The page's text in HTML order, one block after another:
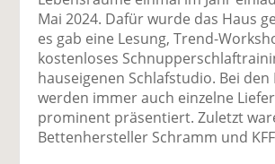
Mai 2024. Dafür wurde das Haus
es gab eine Lesung, Trend-
kostenloses
hauseigenen Schlafstudio. Bei den
werden immer auch einzelne
prominent präsentiert. Zuletzt
Bettenhersteller Schramm und